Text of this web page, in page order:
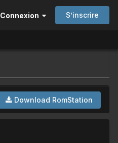
Connexion S’inscrire
Download RomStation